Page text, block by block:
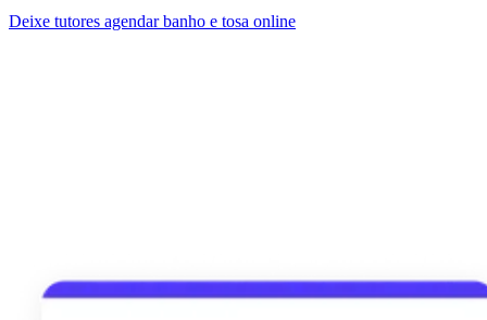
Deixe tutores agendar banho e tosa online